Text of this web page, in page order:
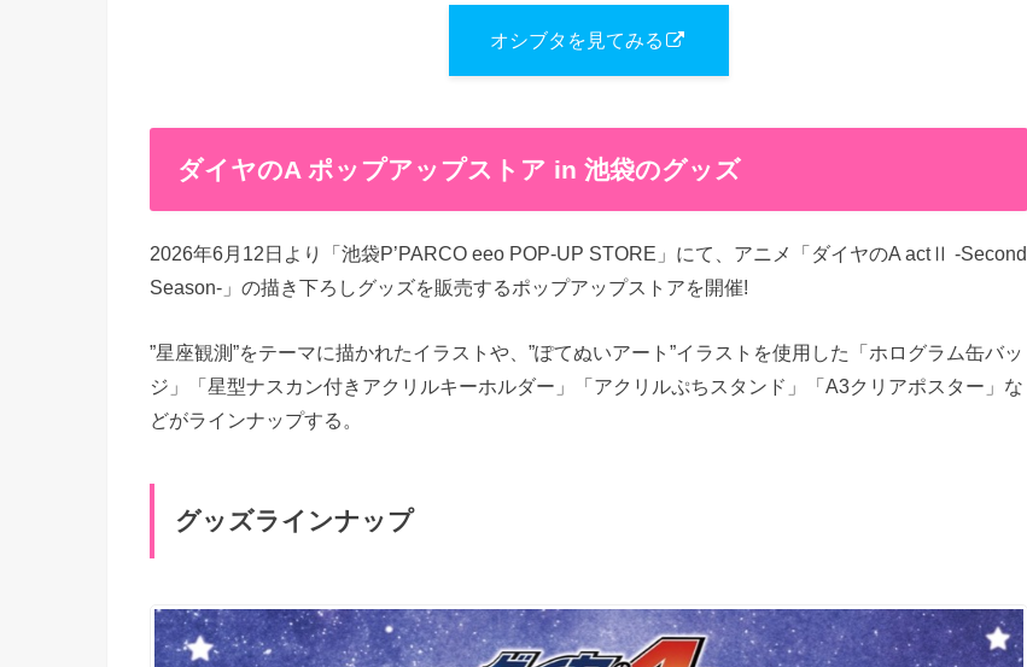
オシブタを見てみる
ダイヤのA ポップアップストア in 池袋のグッズ
2026年6月12日より「池袋P’PARCO eeo POP-UP STORE」にて、アニメ「ダイヤのA actⅡ -Second
Season-」の描き下ろしグッズを販売するポップアップストアを開催!
”星座観測”をテーマに描かれたイラストや、”ぽてぬいアート”イラストを使用した「ホログラム缶バッ
ジ」「星型ナスカン付きアクリルキーホルダー」「アクリルぷちスタンド」「A3クリアポスター」な
どがラインナップする。
グッズラインナップ